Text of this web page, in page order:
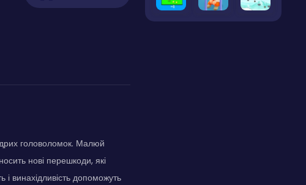
головоломок. Малюй
нові перешкоди, які
і винахідливість допоможуть